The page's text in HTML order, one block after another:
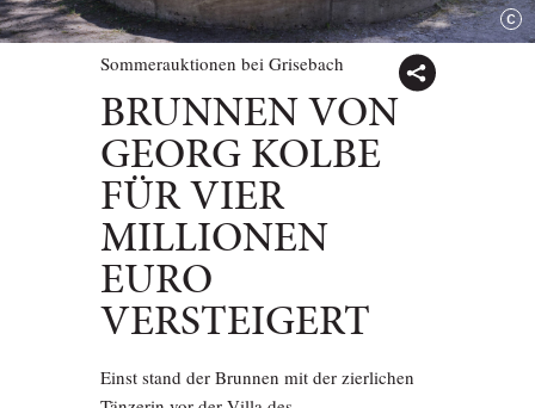
Sommerauktionen bei Grisebach
BRUNNEN VON
GEORG KOLBE
FÜR VIER
MILLIONEN
EURO
VERSTEIGERT
Einst stand der Brunnen mit der zierlichen